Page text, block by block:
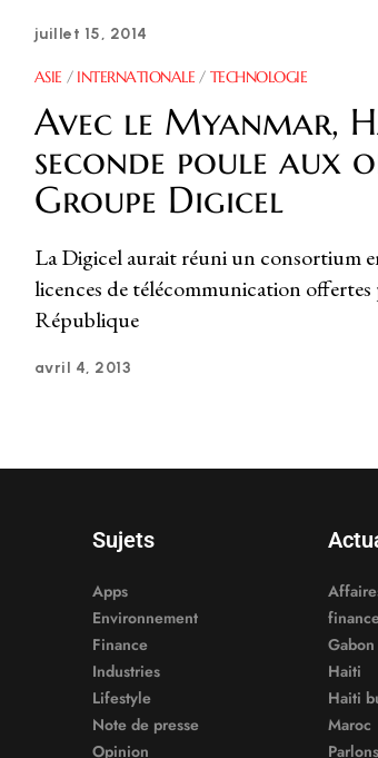
juillet 15, 2014
ASIE / INTERNATIONALE / TECHNOLOGIE
Avec le Myanmar,
seconde poule aux
Groupe Digicel
La Digicel aurait réuni un consortium
licences de télécommunication
République
avril 4, 2013
Sujets
Apps
Environnement
Finance
Industries
Lifestyle
Note de presse
Opinion
Gabon
Haiti
Haiti
Maroc